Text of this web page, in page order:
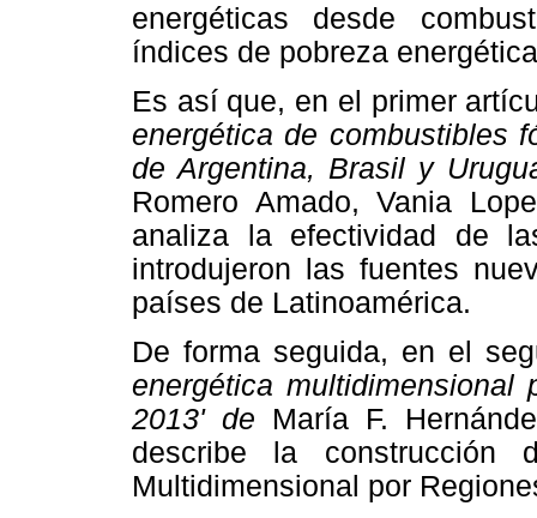
energéticas desde
índices de pobreza
Es así que, en el primer
energética de combustibles
de Argentina, Brasil y
Romero Amado, Vania
analiza la efectividad de
introdujeron las fuentes
países de Latinoamérica.
De forma seguida, en el
energética multidimensional
2013' de María F.
describe la construcción
Multidimensional por